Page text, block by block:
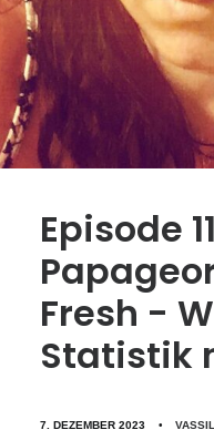
Episode
Fresh -
Statistik
7. DEZEMBER 2023 •